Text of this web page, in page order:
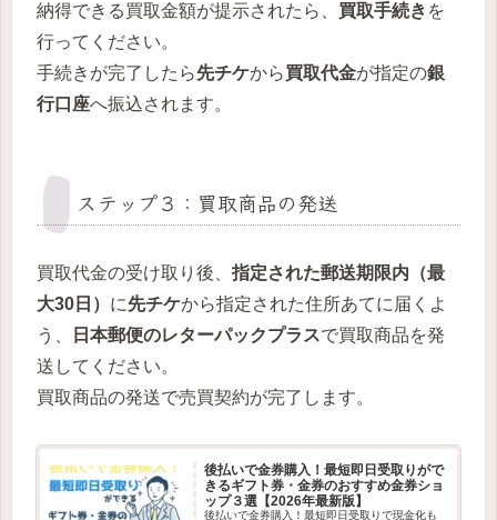
納得できる買取金額が提示されたら、 買取手続き を
行ってください。
手続きが完了したら先チケから買取代金が指定の銀
行口座へ振込されます。
ステップ３：買取商品の発送
買取代金の受け取り後、 指定された郵送期限内（最
大30日） に先チケから指定された住所あてに届くよ
う、
日本郵便のレターパックプラスで買取商品を発
送してください。
買取商品の発送で売買契約が完了します。
後払いで金券購入！最短即日受取りがで
きるギフト券・金券のおすすめ金券ショ
ップ３選【2026年最新版】
後払いで金券購入！最短即日受取りで現金化も